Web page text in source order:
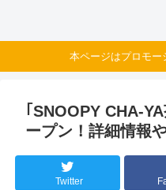
本ページはプロモー
｢SNOOPY CHA-
ープン！詳細情報
Twitter